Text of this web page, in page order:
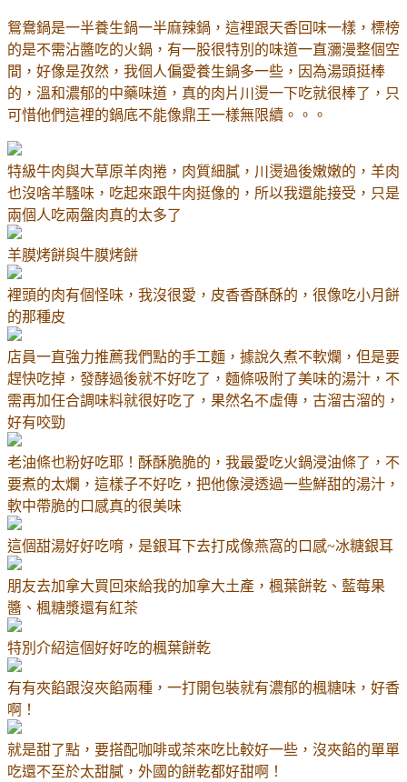
鴛鴦鍋是一半養生鍋一半麻辣鍋，這裡跟天香回味一樣，標榜
的是不需沾醬吃的火鍋，有一股很特別的味道一直瀰漫整個空
間，好像是孜然，我個人偏愛養生鍋多一些，因為湯頭挺棒
的，溫和濃郁的中藥味道，真的肉片川燙一下吃就很棒了，只
可惜他們這裡的鍋底不能像鼎王一樣無限續。。。
特級牛肉與大草原羊肉捲，肉質細膩，川燙過後嫩嫩的，羊肉
也沒啥羊騷味，吃起來跟牛肉挺像的，所以我還能接受，只是
兩個人吃兩盤肉真的太多了
羊膜烤餅與牛膜烤餅
裡頭的肉有個怪味，我沒很愛，皮香香酥酥的，很像吃小月餅
的那種皮
店員一直強力推薦我們點的手工麵，據說久煮不軟爛，但是要
趕快吃掉，發酵過後就不好吃了，麵條吸附了美味的湯汁，不
需再加任合調味料就很好吃了，果然名不虛傳，古溜古溜的，
好有咬勁
老油條也粉好吃耶！酥酥脆脆的，我最愛吃火鍋浸油條了，不
要煮的太爛，這樣子不好吃，把他像浸透過一些鮮甜的湯汁，
軟中帶脆的口感真的很美味
這個甜湯好好吃唷，是銀耳下去打成像燕窩的口感~冰糖銀耳
朋友去加拿大買回來給我的加拿大土產，楓葉餅乾、藍莓果
醬、楓糖漿還有紅茶
特別介紹這個好好吃的楓葉餅乾
有有夾餡跟沒夾餡兩種，一打開包裝就有濃郁的楓糖味，好香
啊！
就是甜了點，要搭配咖啡或茶來吃比較好一些，沒夾餡的單單
吃還不至於太甜膩，外國的餅乾都好甜啊！